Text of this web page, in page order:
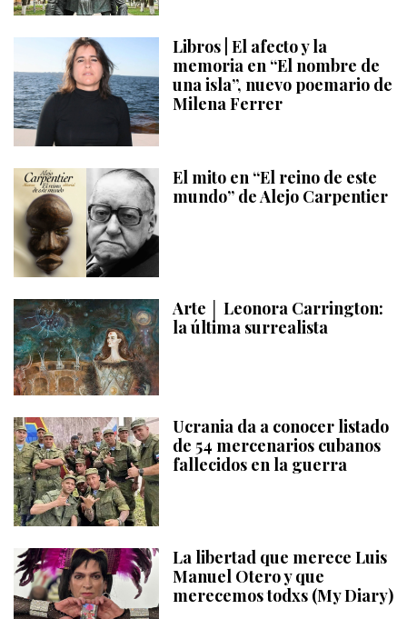
Libros | El afecto y la
memoria en “El nombre de
una isla”, nuevo poemario de
Milena Ferrer
El mito en “El reino de este
mundo” de Alejo Carpentier
Arte │ Leonora Carrington:
la última surrealista
Ucrania da a conocer listado
de 54 mercenarios cubanos
fallecidos en la guerra
La libertad que merece Luis
Manuel Otero y que
merecemos todxs (My Diary)